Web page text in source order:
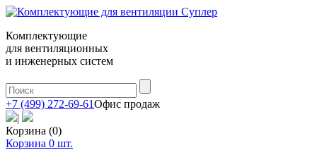
Комплектующие
для вентиляционных
и инженерных систем
+7 (499) 272-69-61Офис продаж
|
Корзина (0)
Корзина 0 шт.